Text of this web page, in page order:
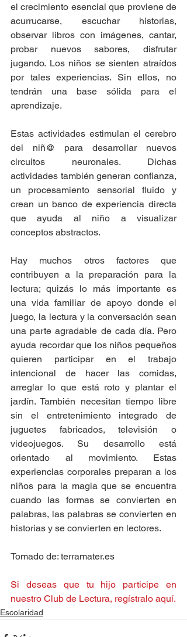
el crecimiento esencial que proviene de
acurrucarse, escuchar historias,
observar libros con imágenes, cantar,
probar nuevos sabores, disfrutar
jugando. Los niños se sienten atraídos
por tales experiencias. Sin ellos, no
tendrán una base sólida para el
aprendizaje.
Estas actividades estimulan el cerebro
del niñ@ para desarrollar nuevos
circuitos neuronales. Dichas
actividades también generan confianza,
un procesamiento sensorial fluido y
crean un banco de experiencia directa
que ayuda al niño a visualizar
conceptos abstractos.
Hay muchos otros factores que
contribuyen a la preparación para la
lectura; quizás lo más importante es
una vida familiar de apoyo donde el
juego, la lectura y la conversación sean
una parte agradable de cada día. Pero
ayuda recordar que los niños pequeños
quieren participar en el trabajo
intencional de hacer las comidas,
arreglar lo que está roto y plantar el
jardín. También necesitan tiempo libre
sin el entretenimiento integrado de
juguetes fabricados, televisión o
videojuegos. Su desarrollo está
orientado al movimiento. Estas
experiencias corporales preparan a los
niños para la magia que se encuentra
cuando las formas se convierten en
palabras, las palabras se convierten en
historias y se convierten en lectores.
Tomado de: terramater.es
Si deseas que tu hijo participe en
nuestro Club de Lectura, regístralo aquí.
Escolaridad